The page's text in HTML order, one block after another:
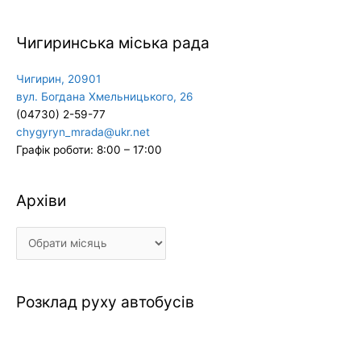
Чигиринська міська рада
Чигирин, 20901
вул. Богдана Хмельницького, 26
(04730) 2-59-77
chygyryn_mrada@ukr.net
Графік роботи: 8:00 – 17:00
Архіви
Архіви
Розклад руху автобусів